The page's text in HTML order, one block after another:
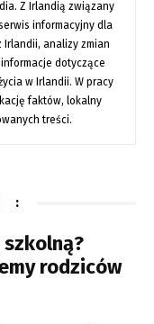
Z Irlandią związany
informacyjny dla
Irlandii, analizy zmian
dotyczące
w Irlandii. W pracy
faktów, lokalny
treści.
:
szkolną?
rodziców